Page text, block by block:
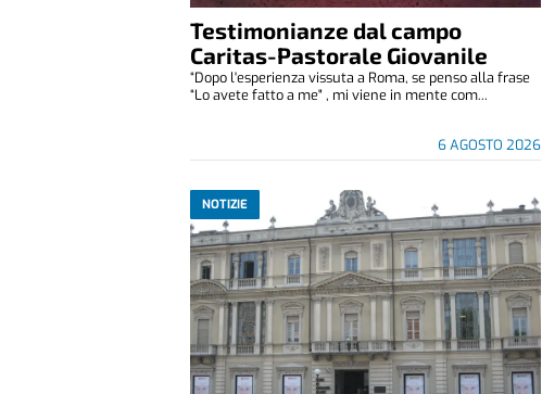
Testimonianze dal campo
Caritas-Pastorale Giovanile
6 AGOSTO 2026
“Dopo l'esperienza vissuta a Roma, se penso alla frase
“Lo avete fatto a me" , mi viene in mente com...
NOTIZIE